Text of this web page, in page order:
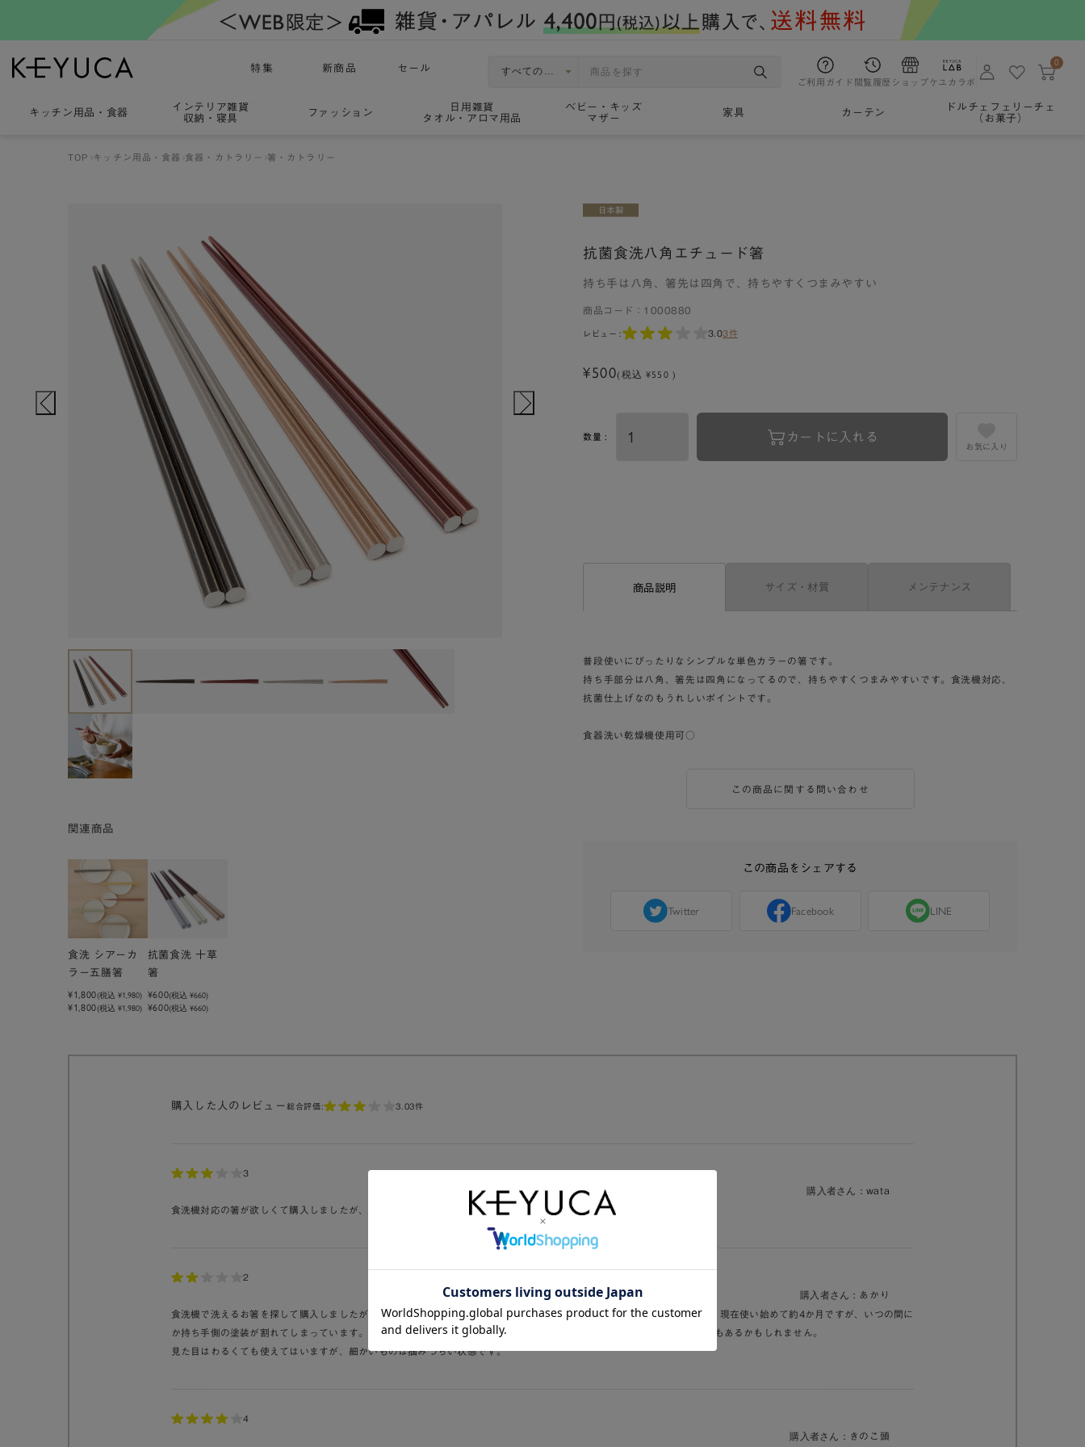
特集 新商品 セール
ご利用ガイド 閲覧履歴 ショップケユカラボ
0
キッチン用品 ・ 食器
インテリア雑貨
収納・寝具
ファッション
日用雑貨
タオル・アロマ用品
ベビー・キッズ
マザー
家具 カーテン
ドルチェフェリーチェ
（お菓子）
TOP キッチン用品・食器 食器・カトラリー 箸・カトラリー
抗菌食洗八角エチュード箸
持ち手は八角、箸先は四角で、持ちやすくつまみやすい
商品コード： 1000880
レビュー : 3.03件
¥500(税込 ¥550 )
数量 : カートに入れる
お気に入り
商品説明 サイズ・材質 メンテナンス
普段使いにぴったりなシンプルな単色カラーの箸です。
持ち手部分は八角、箸先は四角になってるので、持ちやすくつまみやすいです。食洗機対応、
抗菌仕上げなのもうれしいポイントです。
食器洗い乾燥機使用可○
この商品に関する問い合わせ
この商品をシェアする
Twitter Facebook LINE
購入した人のレビュー総合評価: 3.03件
3
食洗機対応の箸が欲しくて購入しましたが、割と早くに塗装が剥げてきてしまいました。
購入者さん： wata
2
食洗機で洗えるお箸を探して購入しましたが、使い始めて1週間ほどで箸先がぐにゃぐにゃに曲がってしまいました。また、現在使い始めて約4か月ですが、いつの間に
か持ち手側の塗装が割れてしまっています。使っている食洗機の仕様上、箸に圧力がかかってしまうため、食洗機側の問題もあるかもしれません。
見た目はわるくても使えてはいますが、細かいものは掴みづらい状態です。
購入者さん： あかり
4
購入者さん： きのこ頭
関連商品
食洗 シアーカ
ラー五膳箸
¥1,800(税込 ¥1,980)
¥1,800(税込 ¥1,980)
抗菌食洗 十草
箸
¥600(税込¥660)
¥600(税込 ¥660)